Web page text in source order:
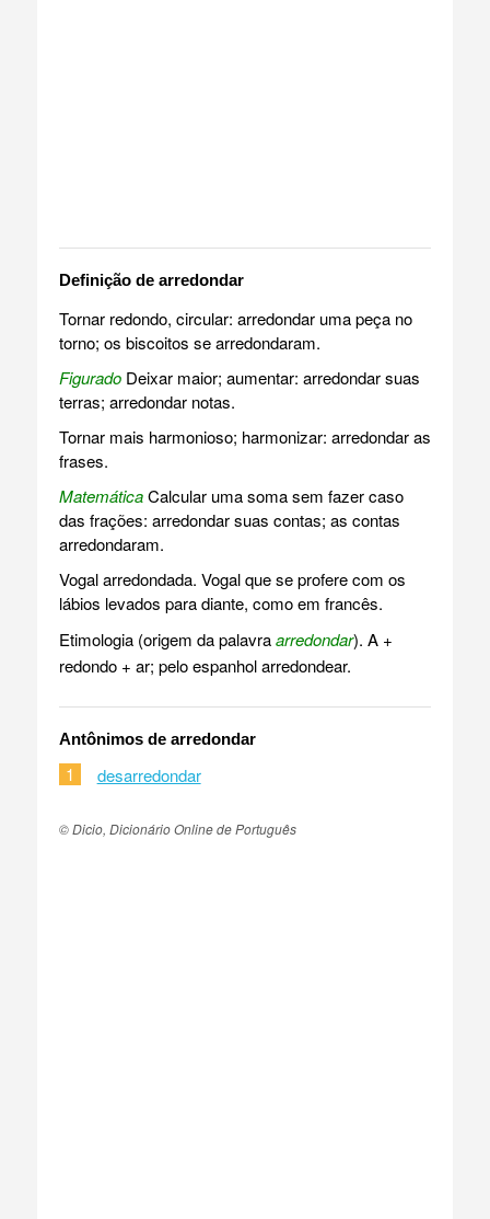
Definição de arredondar
Tornar redondo, circular: arredondar uma peça no
torno; os biscoitos se arredondaram.
FiguradoDeixar maior; aumentar: arredondar suas
terras; arredondar notas.
Tornar mais harmonioso; harmonizar: arredondar as
frases.
MatemáticaCalcular uma soma sem fazer caso
das frações: arredondar suas contas; as contas
arredondaram.
Vogal arredondada. Vogal que se profere com os
lábios levados para diante, como em francês.
Etimologia (origem da palavraarredondar). A +
redondo + ar; pelo espanhol arredondear.
Antônimos de arredondar
1 desarredondar
© Dicio, Dicionário Online de Português